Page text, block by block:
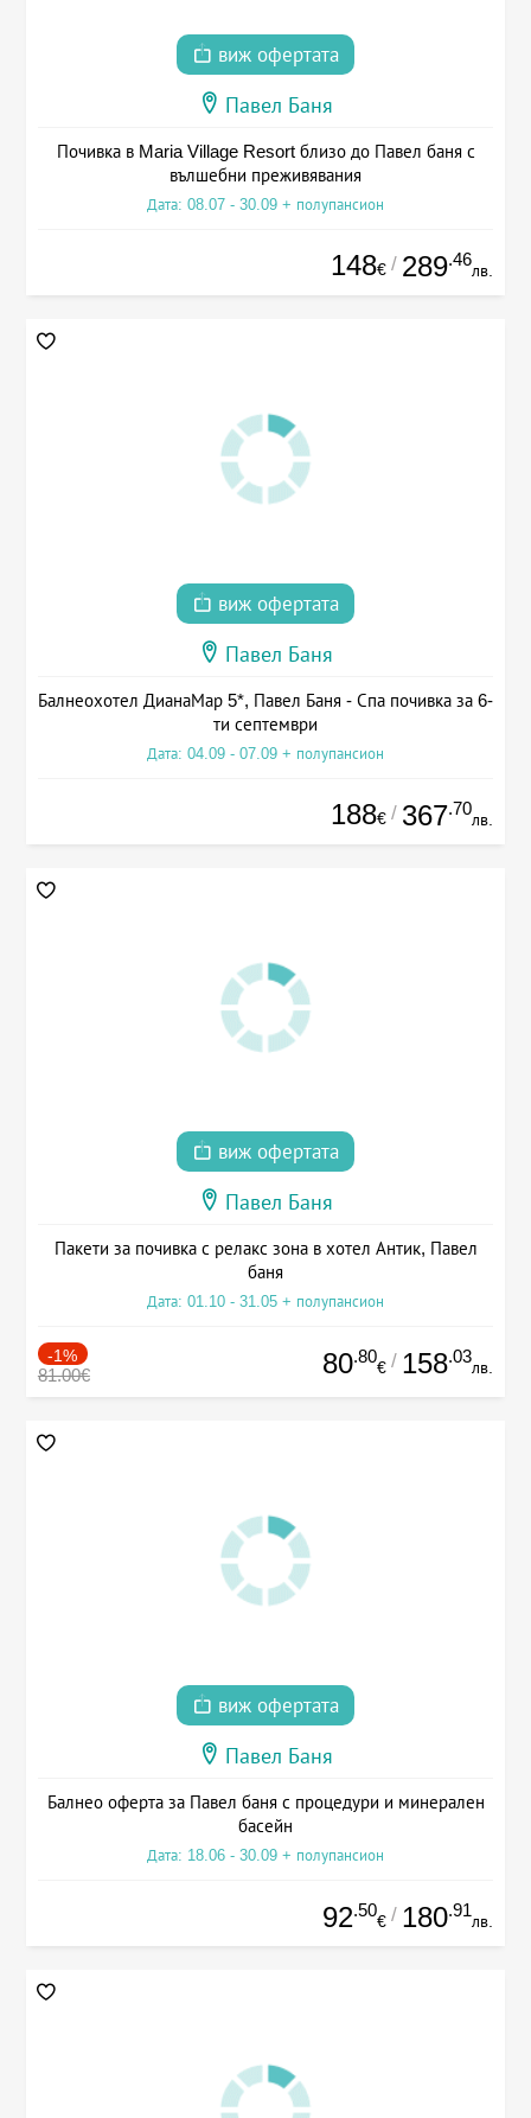
виж офертата
Павел Баня
Почивка в Maria Village Resort близо до Павел баня с
вълшебни преживявания
Дата: 08.07 - 30.09 + полупансион
148€ / 289.46
лв.
виж офертата
Павел Баня
Балнеохотел ДианаМар 5*, Павел Баня - Спа почивка за 6-
ти септември
Дата: 04.09 - 07.09 + полупансион
188€ / 367.70
лв.
виж офертата
Павел Баня
Пакети за почивка с релакс зона в хотел Антик, Павел
баня
Дата: 01.10 - 31.05 + полупансион
-1%
81.00€ 80.80
€ / 158.03
лв.
виж офертата
Павел Баня
Балнео оферта за Павел баня с процедури и минерален
басейн
Дата: 18.06 - 30.09 + полупансион
92.50
€ / 180.91
лв.